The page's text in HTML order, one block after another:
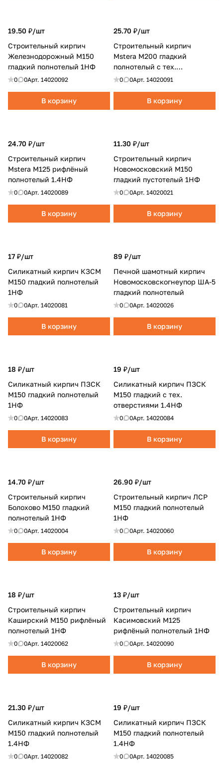
19.50 ₽/шт
Строительный кирпич
Железнодорожный М150
гладкий полнотелый 1НФ
0 0Арт. 14020092
В корзину
25.70 ₽/шт
Строительный кирпич
Mstera M200 гладкий
полнотелый с тех.
отверстиями 1.4НФ
0 0Арт. 14020091
В корзину
24.70 ₽/шт
Строительный кирпич
Mstera M125 рифлёный
полнотелый 1.4НФ
0 0Арт. 14020089
В корзину
11.30 ₽/шт
Строительный кирпич
Новомосковский М150
гладкий пустотелый 1НФ
0 0Арт. 14020021
В корзину
17 ₽/шт
Силикатный кирпич КЗСМ
М150 гладкий полнотелый
1НФ
0 0Арт. 14020081
В корзину
89 ₽/шт
Печной шамотный кирпич
Новомосковскогнеупор ША-5
гладкий полнотелый
0 0Арт. 14020026
В корзину
18 ₽/шт
Силикатный кирпич ПЗСК
М150 гладкий полнотелый
1НФ
0 0Арт. 14020083
В корзину
19 ₽/шт
Силикатный кирпич ПЗСК
М150 гладкий с тех.
отверстиями 1.4НФ
0 0Арт. 14020084
В корзину
14.70 ₽/шт
Строительный кирпич
Болохово М150 гладкий
полнотелый 1НФ
0 0Арт. 14020004
В корзину
26.90 ₽/шт
Строительный кирпич ЛСР
М150 гладкий полнотелый
1НФ
0 0Арт. 14020060
В корзину
18 ₽/шт
Строительный кирпич
Каширский М150 рифлёный
полнотелый 1НФ
0 0Арт. 14020062
В корзину
13 ₽/шт
Строительный кирпич
Касимовский M125
рифлёный полнотелый 1НФ
0 0Арт. 14020090
В корзину
21.30 ₽/шт
Силикатный кирпич КЗСМ
М150 гладкий полнотелый
1.4НФ
0 0Арт. 14020082
19 ₽/шт
Силикатный кирпич ПЗСК
М150 гладкий полнотелый
1.4НФ
0 0Арт. 14020085